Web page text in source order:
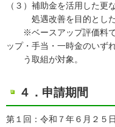
（３）補助金を活用した更
処遇改善を目的とした
※ベースアップ評価料で
ップ・手当・一時金のいず
う取組が対象。
４．申請期間
第１回：令和７年６月２５